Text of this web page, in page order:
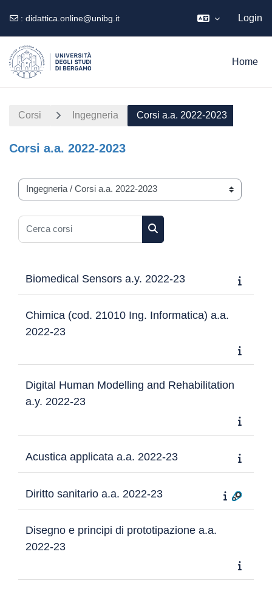
: didattica.online@unibg.it Login
Home
Corsi Ingegneria Corsi a.a. 2022-2023
Corsi a.a. 2022-2023
Categorie di corso
Cerca corsi
Cerca corsi
Biomedical Sensors a.y. 2022-23
Chimica (cod. 21010 Ing. Informatica) a.a.
2022-23
Digital Human Modelling and Rehabilitation
a.y. 2022-23
Acustica applicata a.a. 2022-23
Diritto sanitario a.a. 2022-23
Disegno e principi di prototipazione a.a.
2022-23